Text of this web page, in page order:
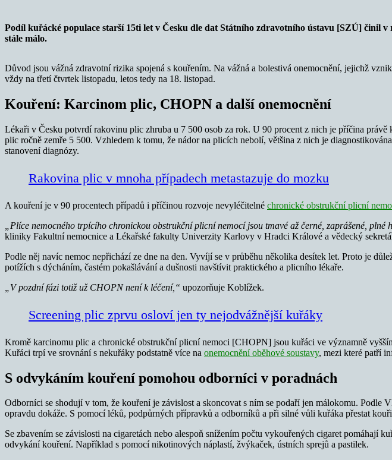
Podíl kuřácké populace starší 15ti let v Česku dle dat Státního zdravotního ústavu [SZÚ] činil
stále málo.
Důvod jsou vážná zdravotní rizika spojená s kouřením. Na vážná a bolestivá onemocnění, jejichž
vždy na třetí čtvrtek listopadu, letos tedy na 18. listopad.
Kouření: Karcinom plic, CHOPN a další onemocnění
Lékaři v Česku potvrdí rakovinu plic zhruba u 7 500 osob za rok. U 90 procent z nich je příčina
plic ročně zemře 5 500. Vzhledem k tomu, že nádor na plicích nebolí, většina z nich je
stanovení diagnózy.
Rakovina plic v mnoha případech metastazuje do mozku
A kouření je v 90 procentech případů i příčinou rozvoje nevyléčitelné chronické obstrukční plicní
„Plíce nemocného trpícího chronickou obstrukční plicní nemocí jsou tmavé až černé, zaprášené, plné
kliniky Fakultní nemocnice a Lékařské fakulty Univerzity Karlovy v Hradci Králové a vědecký
Podle něj navíc nemoc nepřichází ze dne na den. Vyvíjí se v průběhu několika desítek let. Proto je
potížích s dýcháním, častém pokašlávání a dušnosti navštívit praktického a plicního lékaře.
„V pozdní fázi totiž už CHOPN není k léčení,“ upozorňuje Koblížek.
Screening plic zprvu osloví jen ty nejodvážnější kuřáky
Kromě karcinomu plic a chronické obstrukční plicní nemoci [CHOPN] jsou kuřáci ve významně
Kuřáci trpí ve srovnání s nekuřáky podstatně více na onemocnění oběhové soustavy, mezi které patří
S odvykáním kouření pomohou odborníci v poradnách
Odborníci se shodují v tom, že kouření je závislost a skoncovat s ním se podaří jen málokomu.
opravdu dokáže. S pomocí léků, podpůrných přípravků a odborníků a při silné vůli kuřáka přestat
Se zbavením se závislosti na cigaretách nebo alespoň snížením počtu vykouřených cigaret
odvykání kouření. Například s pomocí nikotinových náplastí, žvýkaček, ústních sprejů a pastilek.